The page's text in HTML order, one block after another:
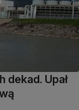
dekad. Upał